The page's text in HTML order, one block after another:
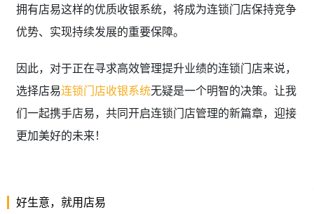
拥有店易这样的优质收银系统，将成为连锁门店保持竞争
优势、实现持续发展的重要保障。
因此，对于正在寻求高效管理提升业绩的连锁门店来说，
选择店易连锁门店收银系统无疑是一个明智的决策。让我
们一起携手店易，共同开启连锁门店管理的新篇章，迎接
更加美好的未来！
好生意，就用店易